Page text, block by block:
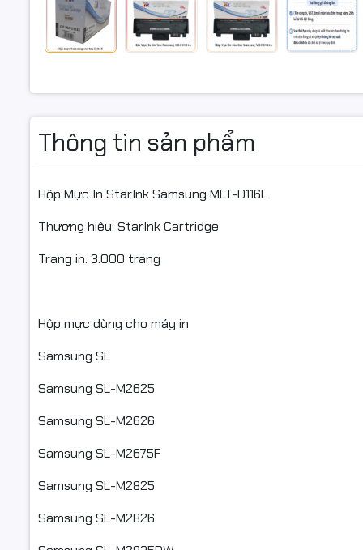
Thông tin sản phẩm
Hộp Mực In StarInk Samsung MLT-D116L
Thương hiệu: StarInk Cartridge
Trang in: 3.000 trang
Hộp mực dùng cho máy in
Samsung SL
Samsung SL-M2625
Samsung SL-M2626
Samsung SL-M2675F
Samsung SL-M2825
Samsung SL-M2826
Samsung
Samsung